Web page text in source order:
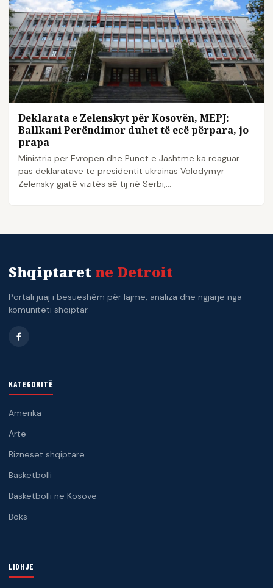
Deklarata e Zelenskyt për Kosovën, MEPJ:
Ballkani Perëndimor duhet të ecë përpara, jo
prapa
Ministria për Evropën dhe Punët e Jashtme ka reaguar
pas deklaratave të presidentit ukrainas Volodymyr
Zelensky gjatë vizitës së tij në Serbi,…
Shqiptaret ne Detroit
Portali juaj i besueshëm për lajme, analiza dhe ngjarje nga
komuniteti shqiptar.
KATEGORITË
Amerika
Arte
Bizneset shqiptare
Basketbolli
Basketbolli ne Kosove
Boks
LIDHJE